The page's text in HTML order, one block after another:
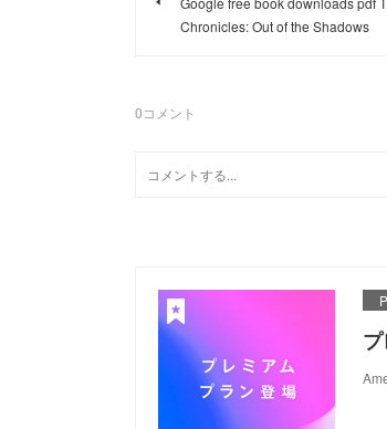
Chronicles: Out of the Shadows
0コメント